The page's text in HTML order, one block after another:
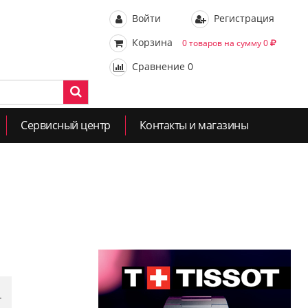
Войти
Регистрация
Корзина
0 товаров на сумму 0
Сравнение 0
Сервисный центр Контакты и магазины